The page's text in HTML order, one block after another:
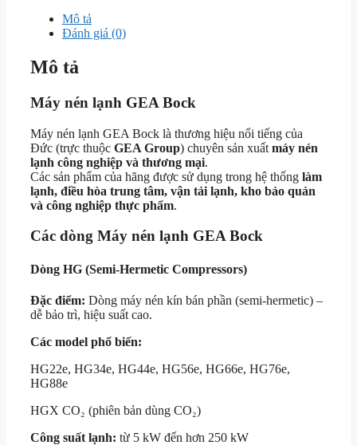
Mô tả
Đánh giá (0)
Mô tả
Máy nén lạnh GEA Bock
Máy nén lạnh GEA Bock là thương hiệu nổi tiếng của
Đức (trực thuộc GEA Group) chuyên sản xuất máy nén
lạnh công nghiệp và thương mại.
Các sản phẩm của hãng được sử dụng trong hệ thống làm
lạnh, điều hòa trung tâm, vận tải lạnh, kho bảo quản
và công nghiệp thực phẩm.
Các dòng Máy nén lạnh GEA Bock
Dòng HG (Semi-Hermetic Compressors)
Đặc điểm: Dòng máy nén kín bán phần (semi-hermetic) –
dễ bảo trì, hiệu suất cao.
Các model phổ biến:
HG22e, HG34e, HG44e, HG56e, HG66e, HG76e,
HG88e
HGX CO₂ (phiên bản dùng CO₂)
Công suất lạnh: từ 5 kW đến hơn 250 kW